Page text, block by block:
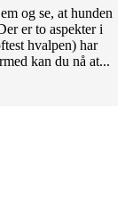
og se, at hunden
er to aspekter i
hvalpen) har
kan du nå at...